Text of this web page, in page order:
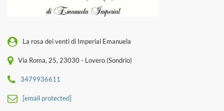
La rosa dei venti di Imperial Emanuela
Via Roma, 25, 23030 - Lovero (Sondrio)
3479936611
[email protected]